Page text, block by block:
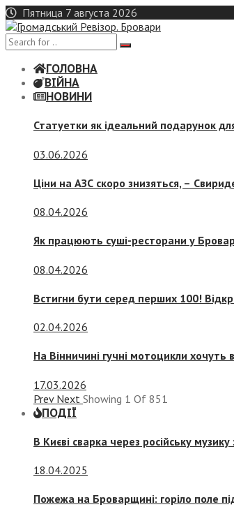
Skip
to
content
Пятница 7 августа 2026
ГОЛОВНА
ВІЙНА
НОВИНИ
Статуетки як ідеальний подарунок
03.06.2026
Ціни на АЗС скоро знизяться, –
08.04.2026
Як працюють суші-ресторани у
08.04.2026
Встигни бути серед перших 100!
02.04.2026
На Вінничині гучні мотоцикли
17.03.2026
Prev Next Showing 1 Of 851
ПОДІЇ
В Києві сварка через російську
18.04.2025
Пожежа на Броварщині: горіло поле